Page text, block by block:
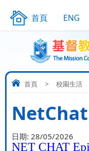
首頁 ENG
首頁 > 校園生活
日期: 28/05/2026
NET CHAT